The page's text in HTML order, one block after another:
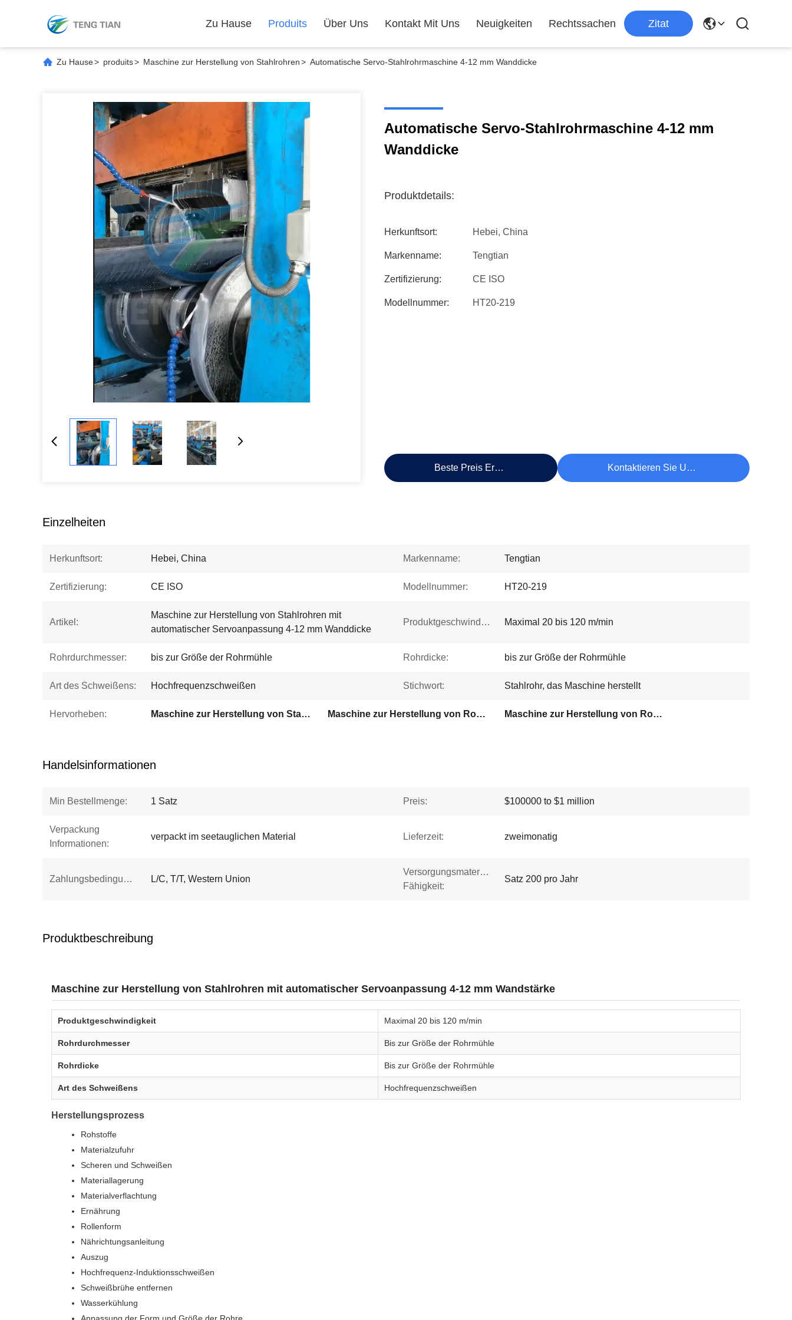
Zu Hause Produits Über Uns Kontakt Mit Uns Neuigkeiten Rechtssachen Zitat
Zu Hause> produits> Maschine zur Herstellung von Stahlrohren> Automatische Servo-Stahlrohrmaschine 4-12 mm Wanddicke
Automatische Servo-Stahlrohrmaschine 4-12 mm
Wanddicke
Produktdetails:
Herkunftsort: Hebei, China
Markenname: Tengtian
Zertifizierung: CE ISO
Modellnummer: HT20-219
Beste Preis Erhalten Kontaktieren Sie Uns Jetzt
Einzelheiten
Herkunftsort: Hebei, China Markenname: Tengtian
Zertifizierung: CE ISO Modellnummer: HT20-219
Artikel:
Maschine zur Herstellung von Stahlrohren mit
automatischer Servoanpassung 4-12 mm Wanddicke
Produktgeschwindigkeit: Maximal 20 bis 120 m/min
Rohrdurchmesser: bis zur Größe der Rohrmühle Rohrdicke: bis zur Größe der Rohrmühle
Art des Schweißens: Hochfrequenzschweißen Stichwort: Stahlrohr, das Maschine herstellt
Hervorheben: Maschine zur Herstellung von Stahlrohren mit Servoanpassung Maschine zur Herstellung von Rohren mit einer Breite von 12 mm Maschine zur Herstellung von Rohren mit einer Breite von 4 mm
Handelsinformationen
Min Bestellmenge: 1 Satz Preis: $100000 to $1 million
Verpackung
Informationen:
verpackt im seetauglichen Material Lieferzeit: zweimonatig
Zahlungsbedingungen: L/C, T/T, Western Union
Versorgungsmaterial-
Fähigkeit:
Satz 200 pro Jahr
Produktbeschreibung
Maschine zur Herstellung von Stahlrohren mit automatischer Servoanpassung 4-12 mm Wandstärke
Produktgeschwindigkeit Maximal 20 bis 120 m/min
Rohrdurchmesser Bis zur Größe der Rohrmühle
Rohrdicke Bis zur Größe der Rohrmühle
Art des Schweißens Hochfrequenzschweißen
Herstellungsprozess
Rohstoffe
Materialzufuhr
Scheren und Schweißen
Materiallagerung
Materialverflachtung
Ernährung
Rollenform
Nährichtungsanleitung
Auszug
Hochfrequenz-Induktionsschweißen
Schweißbrühe entfernen
Wasserkühlung